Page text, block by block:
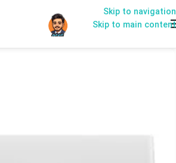
Skip to navigation
Skip to main content